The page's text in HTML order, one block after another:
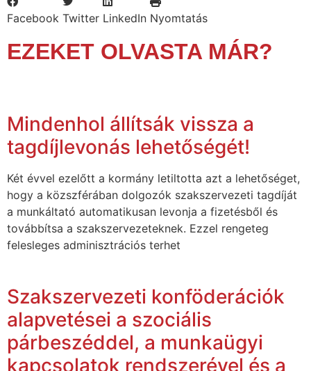
Facebook Twitter LinkedIn Nyomtatás
EZEKET OLVASTA MÁR?
Mindenhol állítsák vissza a
tagdíjlevonás lehetőségét!
Két évvel ezelőtt a kormány letiltotta azt a lehetőséget,
hogy a közszférában dolgozók szakszervezeti tagdíját
a munkáltató automatikusan levonja a fizetésből és
továbbítsa a szakszervezeteknek. Ezzel rengeteg
felesleges adminisztrációs terhet
Szakszervezeti konföderációk
alapvetései a szociális
párbeszéddel, a munkaügyi
kapcsolatok rendszerével és a